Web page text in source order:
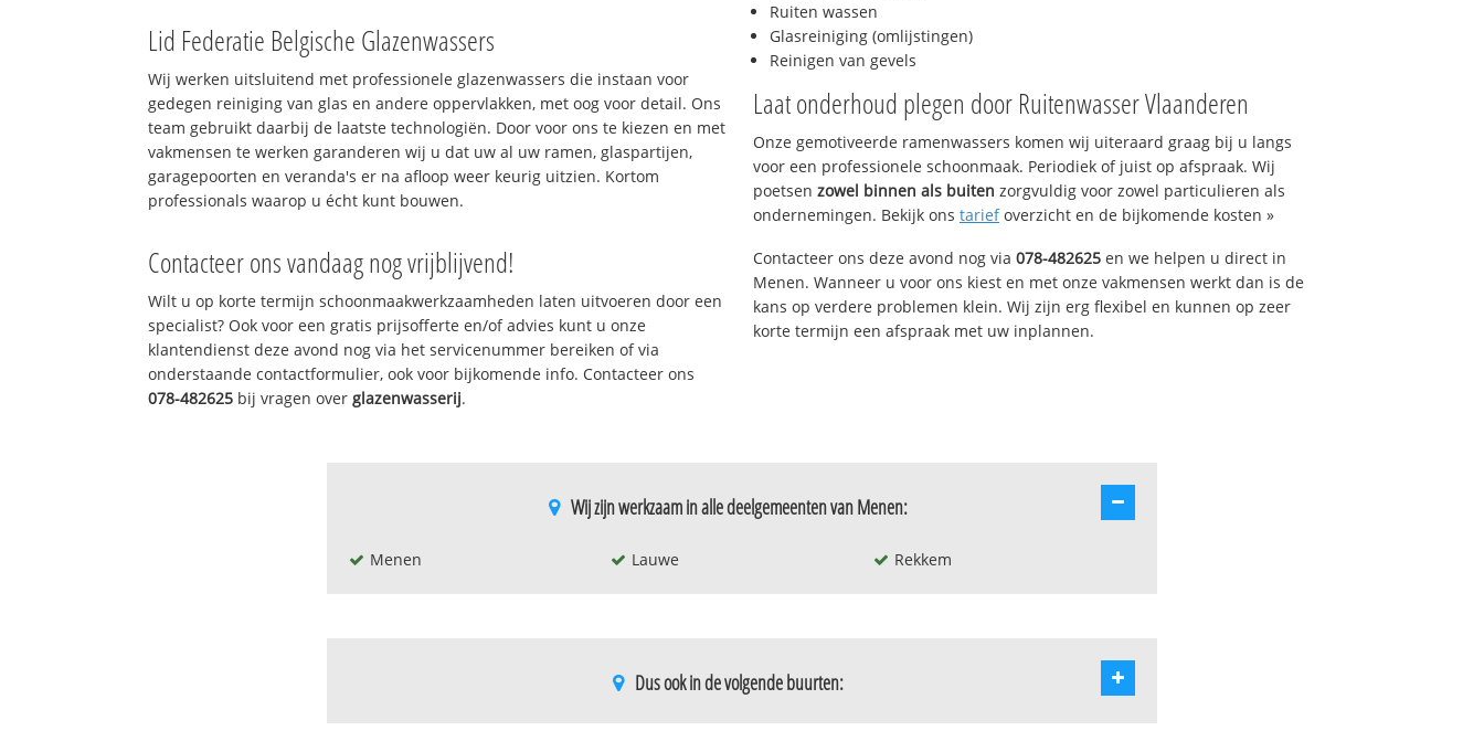
Lid Federatie Belgische Glazenwassers
Wij werken uitsluitend met professionele glazenwassers die instaan voor
gedegen reiniging van glas en andere oppervlakken, met oog voor detail. Ons
team gebruikt daarbij de laatste technologiën. Door voor ons te kiezen en met
vakmensen te werken garanderen wij u dat uw al uw ramen, glaspartijen,
garagepoorten en veranda's er na afloop weer keurig uitzien. Kortom
professionals waarop u écht kunt bouwen.
Contacteer ons vandaag nog vrijblijvend!
Wilt u op korte termijn schoonmaakwerkzaamheden laten uitvoeren door een
specialist? Ook voor een gratis prijsofferte en/of advies kunt u onze
klantendienst deze avond nog via het servicenummer bereiken of via
onderstaande contactformulier, ook voor bijkomende info. Contacteer ons
078-482625 bij vragen overglazenwasserij.
Ruiten wassen
Glasreiniging (omlijstingen)
Reinigen van gevels
Laat onderhoud plegen door Ruitenwasser Vlaanderen
Onze gemotiveerde ramenwassers komen wij uiteraard graag bij u langs
voor een professionele schoonmaak. Periodiek of juist op afspraak. Wij
poetsen zowel binnen als buiten zorgvuldig voor zowel particulieren als
ondernemingen. Bekijk ons tariefoverzicht en de bijkomende kosten »
Contacteer ons deze avond nog via 078-482625 en we helpen u direct in
Menen. Wanneer u voor ons kiest en met onze vakmensen werkt dan is de
kans op verdere problemen klein. Wij zijn erg flexibel en kunnen op zeer
korte termijn een afspraak met uw inplannen.
Wij zijn werkzaam in alle deelgemeenten van Menen:
Menen Lauwe Rekkem
Dus ook in de volgende buurten: